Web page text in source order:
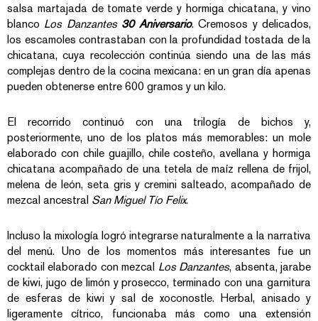
salsa martajada de tomate verde y hormiga chicatana, y vino
blanco Los Danzantes 30 Aniversario. Cremosos y delicados,
los escamoles contrastaban con la profundidad tostada de la
chicatana, cuya recolección continúa siendo una de las más
complejas dentro de la cocina mexicana: en un gran día apenas
pueden obtenerse entre 600 gramos y un kilo.
El recorrido continuó con una trilogía de bichos y,
posteriormente, uno de los platos más memorables: un mole
elaborado con chile guajillo, chile costeño, avellana y hormiga
chicatana acompañado de una tetela de maíz rellena de frijol,
melena de león, seta gris y cremini salteado, acompañado de
mezcal ancestral San Miguel Tío Felix.
Incluso la mixología logró integrarse naturalmente a la narrativa
del menú. Uno de los momentos más interesantes fue un
cocktail elaborado con mezcal Los Danzantes, absenta, jarabe
de kiwi, jugo de limón y prosecco, terminado con una garnitura
de esferas de kiwi y sal de xoconostle. Herbal, anisado y
ligeramente cítrico, funcionaba más como una extensión